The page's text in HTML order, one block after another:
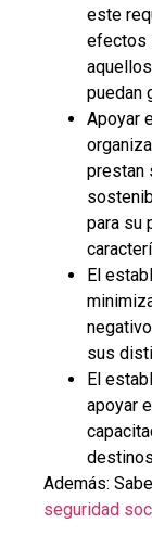
este
efectos
puedan
Apoyar
prestan
para su
El
sus
El
apoyar
Además:
seguridad